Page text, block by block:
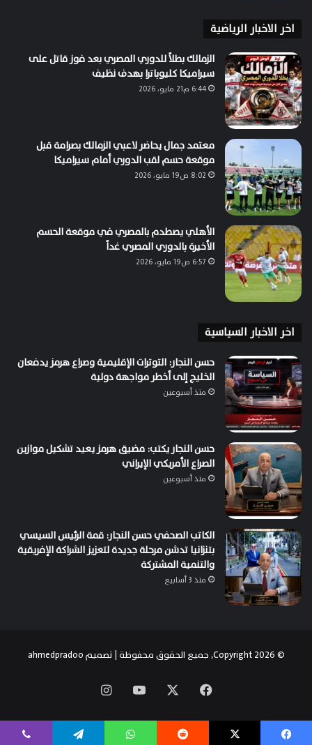
اخر الاخبار الرياضية
الزمالك بطلاً للدوري المصري بعد فوز قاتل على
سيراميكا كليوباترا بهدف نظيف
6:44 م21 مايو، 2026
معتمد جمال يحاضر لاعبي الزمالك بصرامة قبل
موقعة حسم لقب الدوري أمام سيراميكا
8:02 ص19 مايو، 2026
الأهلي يصطدم بالمصري في موقعة الحسم
الأخيرة بالدوري المصري غداً
6:57 ص19 مايو، 2026
اخر الاخبار السياسية
حسن النجار: التوترات الإقليمية وصراع هرمز يدفعان
الخليج إلى أخطر مواجهة دولية
منذ أسبوعين
حسن النجار يكتب: مضيق هرمز يعيد تشكيل موازين
الصراع الأمريكي الإيراني
منذ أسبوعين
الكاتب الصحفي حسن النجار: قمة الرئيس السيسي
بتنزانيا تدشن مرحلة جديدة لتعزيز الشراكة الإفريقية
والتنمية المشتركة
منذ 3 أسابيع
© Copyright 2026, جميع الحقوق محفوظة | تصميم ahmedpradoo
فيسبوك ‫YouTube